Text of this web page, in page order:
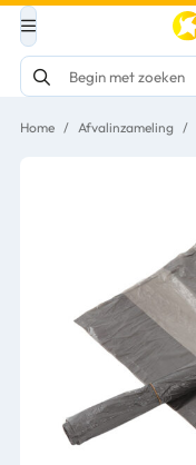
Home / Afvalinzameling /